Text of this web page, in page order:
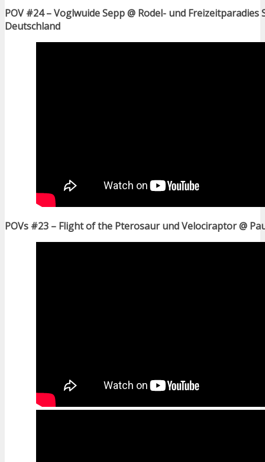
POV #24 – Voglwuide Sepp @ Rodel- und Freizeitparadies
Deutschland
POVs #23 – Flight of the Pterosaur und Velociraptor @